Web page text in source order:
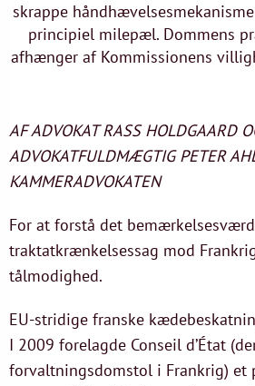
skrappe
principiel milepæl. Dommens
afhænger af Kommissionens
AF ADVOKAT RASS HOLDGAARD
ADVOKATFULDMÆGTIG PETER
KAMMERADVOKATEN
For at forstå det
traktatkrænkelsessag mod
tålmodighed.
EU-stridige franske
I 2009 forelagde Conseil d’État
forvaltningsdomstol i Frankrig)